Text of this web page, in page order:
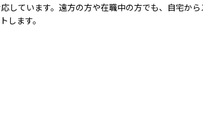
ています。遠方の方や在職中の方でも、自宅か
します。